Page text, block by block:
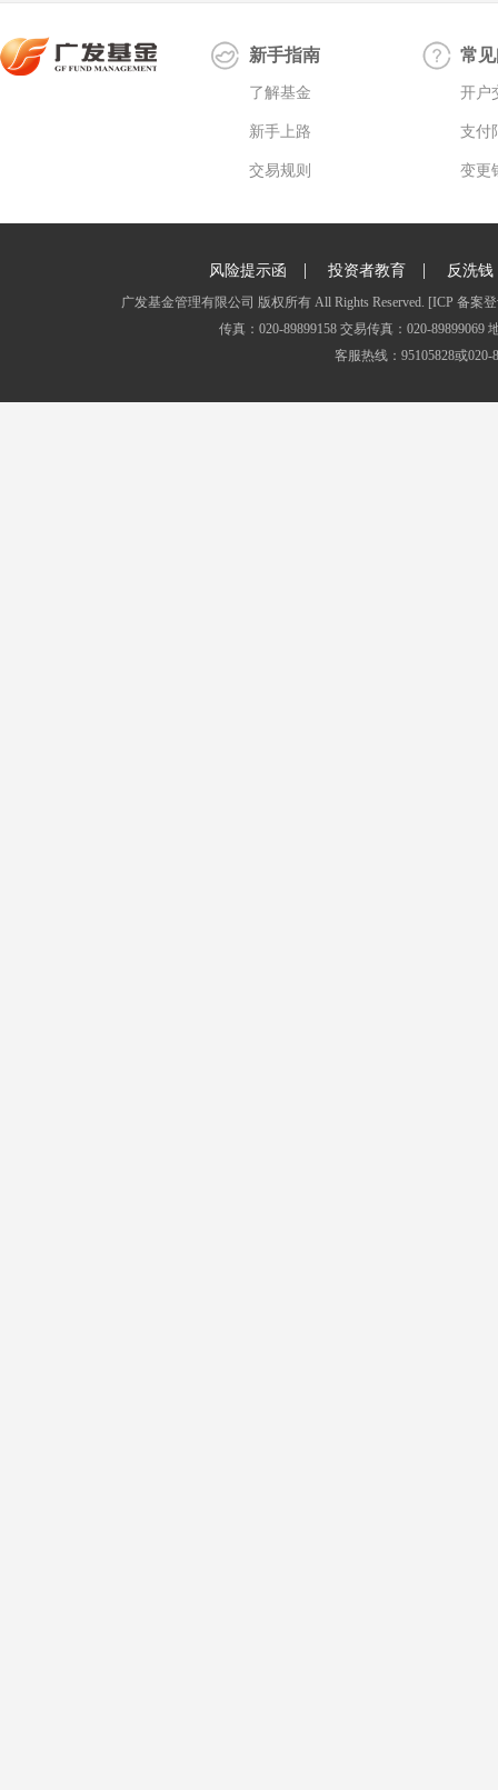
新手指南
了解基金
新手上路
交易规则
常
开户
支付
变更
风险提示函 | 投资者教育 | 反洗钱
广发基金管理有限公司 版权所有 All Rights Reserved. [ICP 备案
传真：020-89899158 交易传真：020-
客服热线：95105828或020-